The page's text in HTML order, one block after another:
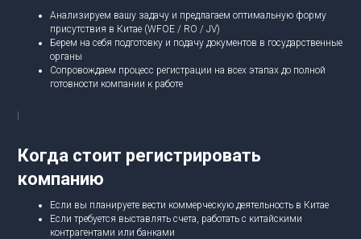
Анализируем вашу задачу и предлагаем оптимальную форму
присутствия в Китае (WFOE / RO / JV)
Берем на себя подготовку и подачу документов в государственные
органы
Сопровождаем процесс регистрации на всех этапах до полной
готовности компании к работе
Когда стоит регистрировать
компанию
Если вы планируете вести коммерческую деятельность в Китае
Если требуется выставлять счета, работать с китайскими
контрагентами или банками